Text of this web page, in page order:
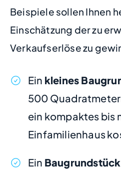
Beispiele sollen Ihnen
Einschätzung der zu
Verkaufserlöse zu
Ein kleines
500
ein kompaktes bis
Einfamilienhaus
Ein Baugrundstück